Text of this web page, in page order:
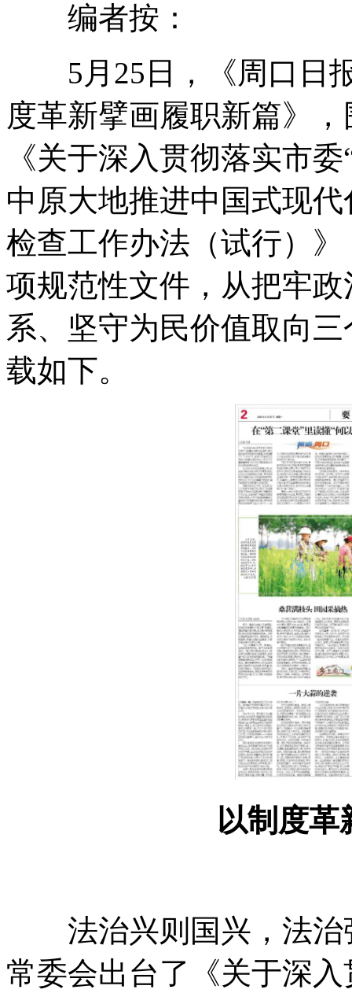
编者按：
5月25日
，
《周口日
度革新擘画履职新篇》
，
《关于深入贯彻落实市
中原大地推进中国式现
检查工作办法（试行）
项规范性文件 ， 从把牢
系、坚守为民价值取向
载如下。
以制度革
法治兴则国兴 ， 法治
常委会出台了《关于深入